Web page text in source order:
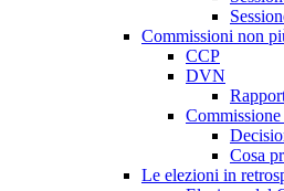
Commissioni non
CCP
DVN
Cosa
Le elezioni in